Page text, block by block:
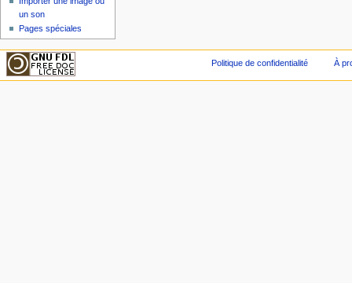
un son
Pages spéciales
Politique de confidentialité À